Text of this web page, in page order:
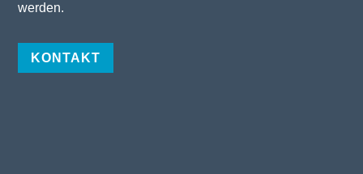
werden.
KONTAKT